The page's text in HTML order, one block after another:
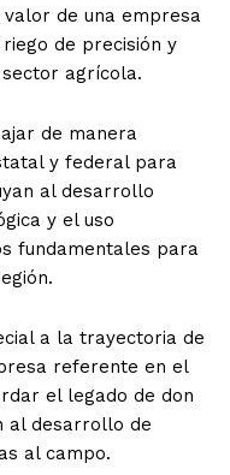
de una empresa
de precisión y
agrícola.
de manera
y federal para
al desarrollo
y el uso
fundamentales para
a la trayectoria de
referente en el
el legado de don
al desarrollo de
al campo.